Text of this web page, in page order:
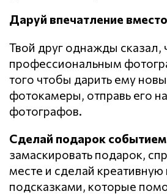
Даруй впечатление
Твой друг однажды сказал,
профессиональным
того чтобы дарить ему
фотокамеры, отправь его
фотографов.
Сделай подарок событием
замаскировать подарок,
месте и сделай
подсказками, которые